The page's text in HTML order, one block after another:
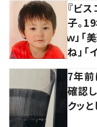
『ビ
子。
ｗ」
ね」「
7年
確認
クッ